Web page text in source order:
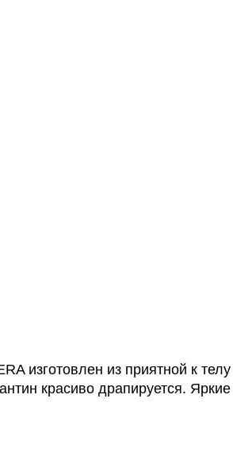
изготовлен из приятной к
красиво драпируется. Яркие